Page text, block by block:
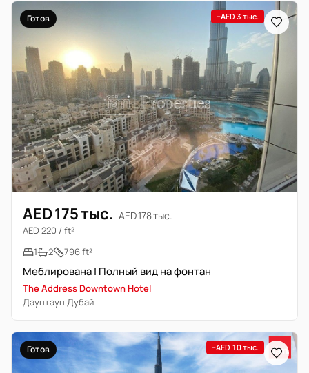
Готов −AED 3 тыс.
AED 175 тыс. AED 178 тыс.
AED 220 / ft²
1
2 796 ft²
Меблирована | Полный вид на фонтан
The Address Downtown Hotel
Даунтаун Дубай
Готов −AED 10 тыс.